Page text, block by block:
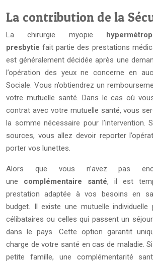
La contribution de la
La chirurgie myopie
presbytie fait partie des prestations
est généralement décidée après une
l’opération des yeux ne concerne en
Sociale. Vous n’obtiendrez un
votre mutuelle santé. Dans le cas où
contrat avec votre mutuelle santé, vous
la somme nécessaire pour l’intervention.
sources, vous allez devoir reporter
porter vos lunettes.
Alors que vous n’avez pas
une complémentaire santé, il est
prestation adaptée à vos besoins en
budget. Il existe une mutuelle individuelle
célibataires ou celles qui passent un
dans le pays. Cette option garantit
charge de votre santé en cas de maladie.
petite famille, une complémentarité